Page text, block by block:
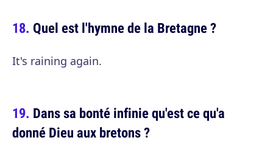
Quel est l'hymne de la Bretagne ?
It's raining again.
Dans sa bonté infinie qu'est ce qu'a
donné Dieu aux bretons ?